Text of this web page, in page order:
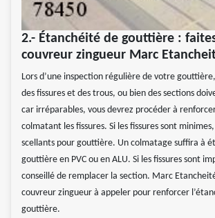
2.- Étanchéité de gouttière :
couvreur zingueur Marc
Lors d’une inspection régulière de votre
des fissures et des trous, ou bien des sections
car irréparables, vous devrez procéder à
colmatant les fissures. Si les fissures sont
scellants pour gouttière. Un colmatage suffira à
gouttière en PVC ou en ALU. Si les fissures sont
conseillé de remplacer la section. Marc
couvreur zingueur à appeler pour renforcer
gouttière.